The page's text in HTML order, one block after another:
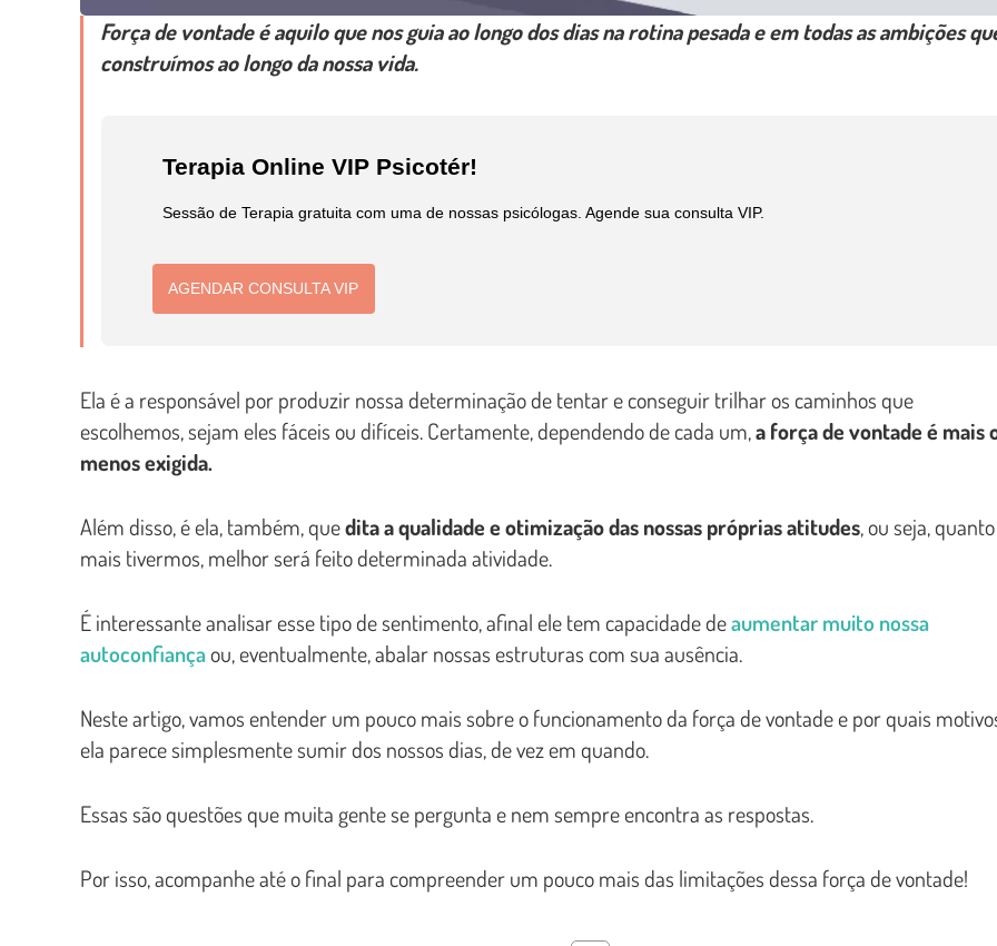
Força de vontadeé aquilo que nos guia ao longo dos diasna rotina pesada e em todas as ambições
construímos ao longo da nossa vida.
Terapia Online VIP Psicotér!
Sessão de Terapia gratuita com uma de nossas psicólogas. Agende sua consulta VIP.
AGENDAR CONSULTA VIP
Ela é a responsável por produzir nossa determinação de tentar e conseguir trilhar os caminhos que
escolhemos, sejam eles fáceis ou difíceis. Certamente, dependendo de cada um,a força de vontade é mais
menos exigida.
Além disso, é ela, também, quedita a qualidade e otimização das nossas próprias atitudes, ou seja, quanto
mais tivermos, melhor será feito determinada atividade.
É interessante analisar esse tipo de sentimento, afinal ele tem capacidade deaumentar muito nossa
autoconfiançaou, eventualmente, abalar nossas estruturas com sua ausência.
Neste artigo, vamos entender um pouco mais sobre o funcionamento da força de vontade e por quais
ela parece simplesmente sumir dos nossos dias, de vez em quando.
Essas são questões que muita gente se pergunta e nem sempre encontra as respostas.
Por isso, acompanhe até o final para compreender um pouco mais das limitações dessa força de vontade!